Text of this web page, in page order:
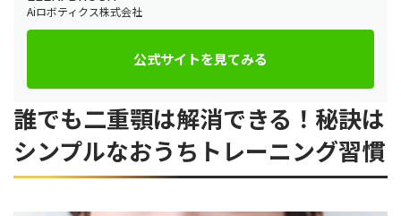
Aiロボティクス株式会社
公式サイトを見てみる
誰でも二重顎は解消できる！秘訣は
シンプルなおうちトレーニング習慣